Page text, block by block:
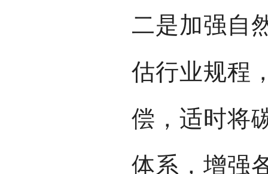
二是加强自
估行业规程
偿，适时将
体系，增强